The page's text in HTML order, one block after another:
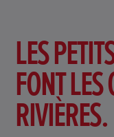
LES
FONT
RIVIÈRES.